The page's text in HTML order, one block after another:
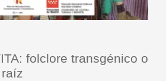
folclore transgénico o